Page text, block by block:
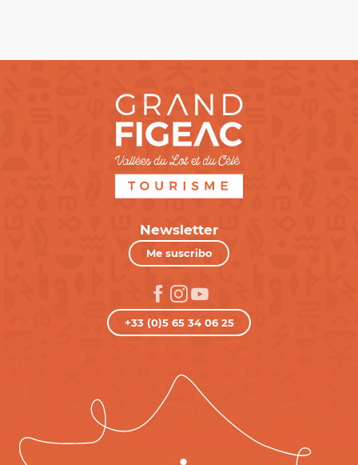
Newsletter
Me suscribo
+33 (0)5 65 34 06 25